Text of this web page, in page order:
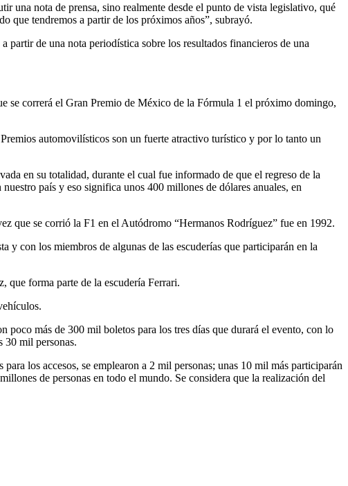
una nota de prensa, sino realmente desde el punto de vista legislativo, qué
que tendremos a partir de los próximos años”, subrayó.
de una nota periodística sobre los resultados financieros de una
se correrá el Gran Premio de México de la Fórmula 1 el próximo domingo,
automovilísticos son un fuerte atractivo turístico y por lo tanto un
en su totalidad, durante el cual fue informado de que el regreso de la
país y eso significa unos 400 millones de dólares anuales, en
que se corrió la F1 en el Autódromo “Hermanos Rodríguez” fue en 1992.
con los miembros de algunas de las escuderías que participarán en la
forma parte de la escudería Ferrari.
más de 300 mil boletos para los tres días que durará el evento, con lo
30 mil personas.
los accesos, se emplearon a 2 mil personas; unas 10 mil más participarán
de personas en todo el mundo. Se considera que la realización del